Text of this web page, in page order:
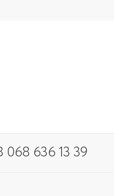
068 636 13 39